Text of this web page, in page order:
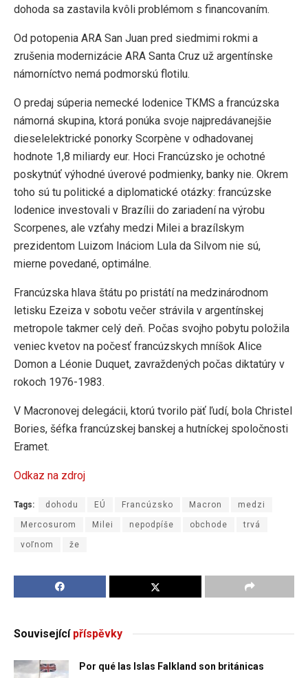
dohoda sa zastavila kvôli problémom s financovaním.
Od potopenia ARA San Juan pred siedmimi rokmi a
zrušenia modernizácie ARA Santa Cruz už argentínske
námorníctvo nemá podmorskú flotilu.
O predaj súperia nemecké lodenice TKMS a francúzska
námorná skupina, ktorá ponúka svoje najpredávanejšie
dieselelektrické ponorky Scorpène v odhadovanej
hodnote 1,8 miliardy eur. Hoci Francúzsko je ochotné
poskytnúť výhodné úverové podmienky, banky nie. Okrem
toho sú tu politické a diplomatické otázky: francúzske
lodenice investovali v Brazílii do zariadení na výrobu
Scorpenes, ale vzťahy medzi Milei a brazílskym
prezidentom Luizom Ináciom Lula da Silvom nie sú,
mierne povedané, optimálne.
Francúzska hlava štátu po pristátí na medzinárodnom
letisku Ezeiza v sobotu večer strávila v argentínskej
metropole takmer celý deň. Počas svojho pobytu položila
veniec kvetov na počesť francúzskych mníšok Alice
Domon a Léonie Duquet, zavraždených počas diktatúry v
rokoch 1976-1983.
V Macronovej delegácii, ktorú tvorilo päť ľudí, bola Christel
Bories, šéfka francúzskej banskej a hutníckej spoločnosti
Eramet.
Odkaz na zdroj
Tags: dohodu EÚ Francúzsko Macron medzi
Mercosurom Milei nepodpíše obchode trvá
voľnom že
Souvisejícípříspěvky
Por qué las Islas Falkland son británicas